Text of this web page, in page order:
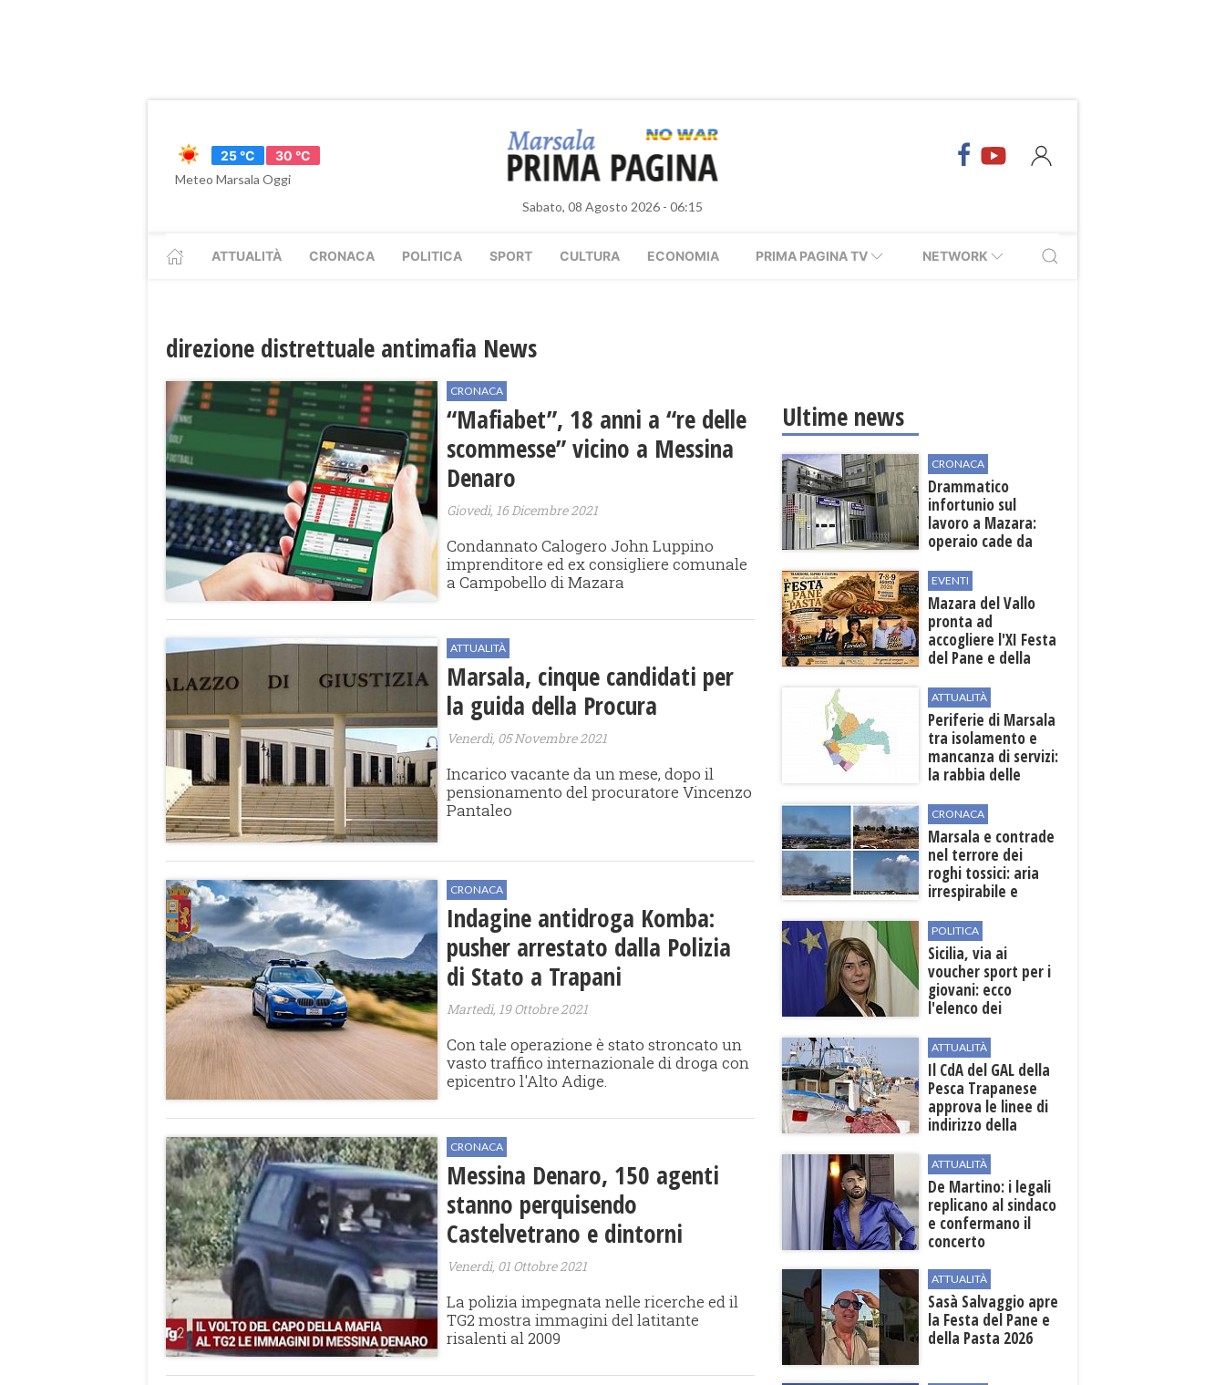
25 °C
30 °C
Meteo Marsala Oggi
Sabato, 08 Agosto 2026 - 06:15
ATTUALITÀ CRONACA POLITICA SPORT CULTURA ECONOMIA PRIMA PAGINA TV NETWORK
direzione distrettuale antimafia News
CRONACA
“Mafiabet”, 18 anni a “re delle
scommesse” vicino a Messina
Denaro
Giovedì, 16 Dicembre 2021
Condannato Calogero John Luppino
imprenditore ed ex consigliere comunale
a Campobello di Mazara
ATTUALITÀ
Marsala, cinque candidati per
la guida della Procura
Venerdì, 05 Novembre 2021
Incarico vacante da un mese, dopo il
pensionamento del procuratore Vincenzo
Pantaleo
CRONACA
Indagine antidroga Komba:
pusher arrestato dalla Polizia
di Stato a Trapani
Martedì, 19 Ottobre 2021
Con tale operazione è stato stroncato un
vasto traffico internazionale di droga con
epicentro l'Alto Adige.
CRONACA
Messina Denaro, 150 agenti
stanno perquisendo
Castelvetrano e dintorni
Venerdì, 01 Ottobre 2021
La polizia impegnata nelle ricerche ed il
TG2 mostra immagini del latitante
risalenti al 2009
Ultime news
CRONACA
Drammatico
infortunio sul
lavoro a Mazara:
operaio cade da
cantina vinicola
EVENTI
Mazara del Vallo
pronta ad
accogliere l'XI Festa
del Pane e della
ATTUALITÀ
Periferie di Marsala
tra isolamento e
mancanza di servizi:
la rabbia delle
CRONACA
Marsala e contrade
nel terrore dei
roghi tossici: aria
irrespirabile e
POLITICA
Sicilia, via ai
voucher sport per i
giovani: ecco
l'elenco dei
ATTUALITÀ
Il CdA del GAL della
Pesca Trapanese
approva le linee di
indirizzo della
territoriale di
sviluppo
ATTUALITÀ
De Martino: i legali
replicano al sindaco
e confermano il
concerto
ATTUALITÀ
Sasà Salvaggio apre
la Festa del Pane e
della Pasta 2026